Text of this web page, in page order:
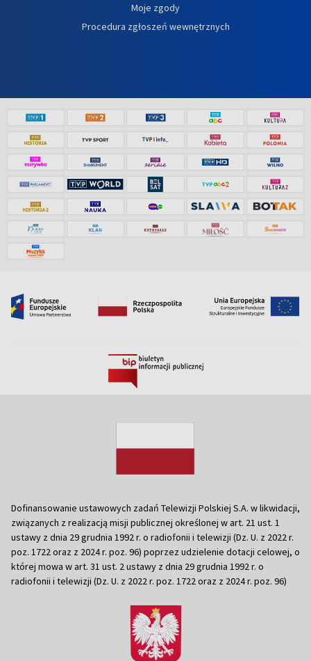
Moje zgody
Procedura zgłoszeń wewnętrznych
Dofinansowanie ustawowych zadań Telewizji Polskiej S.A. w likwidacji,
związanych z realizacją misji publicznej określonej w art. 21 ust. 1
ustawy z dnia 29 grudnia 1992 r. o radiofonii i telewizji (Dz. U. z 2022 r.
poz. 1722 oraz z 2024 r. poz. 96) poprzez udzielenie dotacji celowej, o
której mowa w art. 31 ust. 2 ustawy z dnia 29 grudnia 1992 r. o
radiofonii i telewizji (Dz. U. z 2022 r. poz. 1722 oraz z 2024 r. poz. 96)